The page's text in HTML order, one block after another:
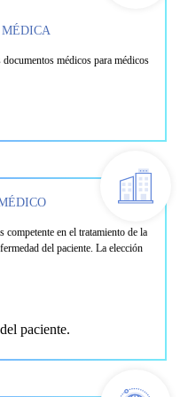
médicos para médicos
competente en el tratamiento de la
del paciente. La elección
paciente.